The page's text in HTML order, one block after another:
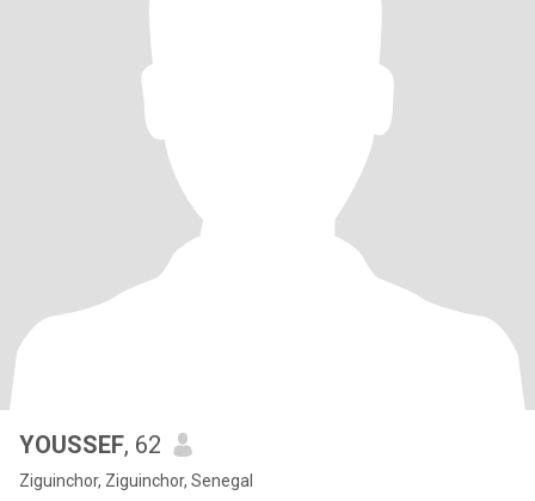
YOUSSEF, 62
Ziguinchor, Ziguinchor, Senegal